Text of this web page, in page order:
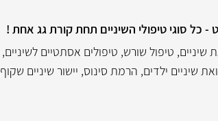
כל סוגי טיפולי השיניים תחת קורת גג אחת !
שיניים, טיפול שורש, טיפולים אסתטיים לשיניים,
שיניים ילדים, הרמת סינוס, יישור שיניים שקוף